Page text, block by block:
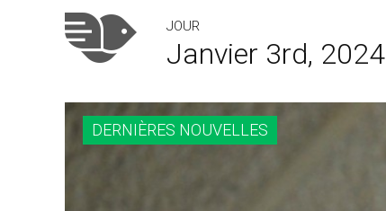
JOUR
Janvier 3rd, 2024
DERNIÈRES NOUVELLES